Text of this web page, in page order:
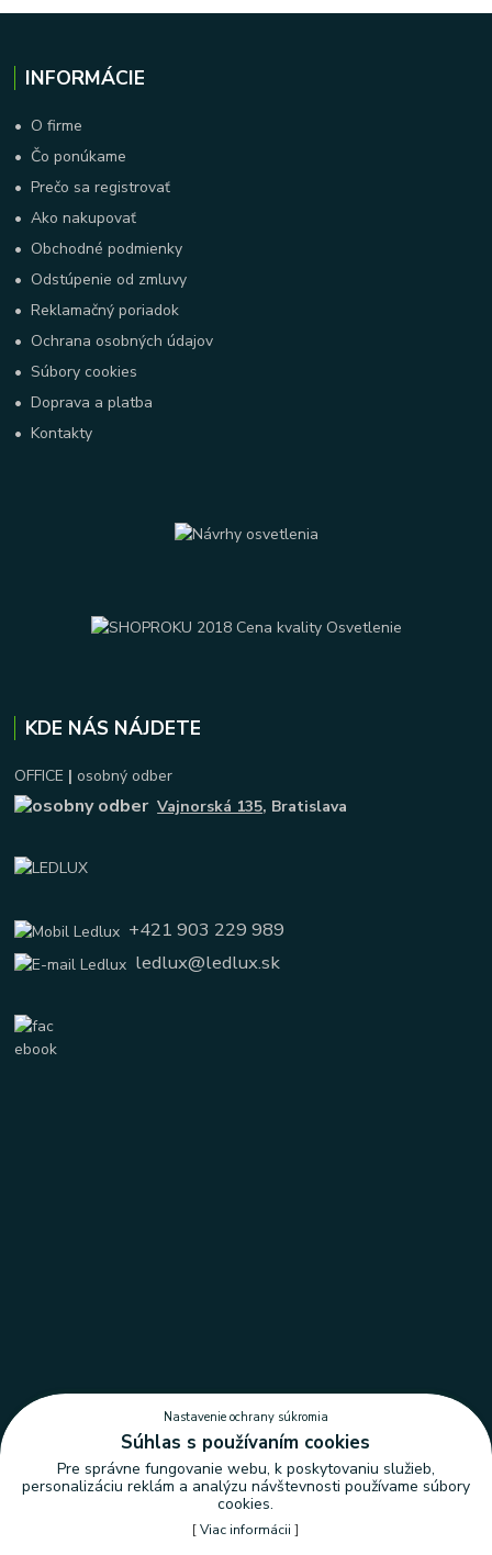
INFORMÁCIE
• O firme
• Čo ponúkame
•Prečo sa registrovať
•Ako nakupovať
• Obchodné podmienky
• Odstúpenie od zmluvy
•Reklamačný poriadok
• Ochrana osobných údajov
•Súbory cookies
•Doprava a platba
•Kontakty
KDE NÁS NÁJDETE
OFFICE | osobný odber
Vajnorská 135, Bratislava
+421 903 229 989
ledlux@ledlux.sk
Nastavenie ochrany súkromia
Súhlas s používaním cookies
Pre správne fungovanie webu, k poskytovaniu služieb,
personalizáciu reklám a analýzu návštevnosti používame súbory
cookies.
[Viac informácii ]